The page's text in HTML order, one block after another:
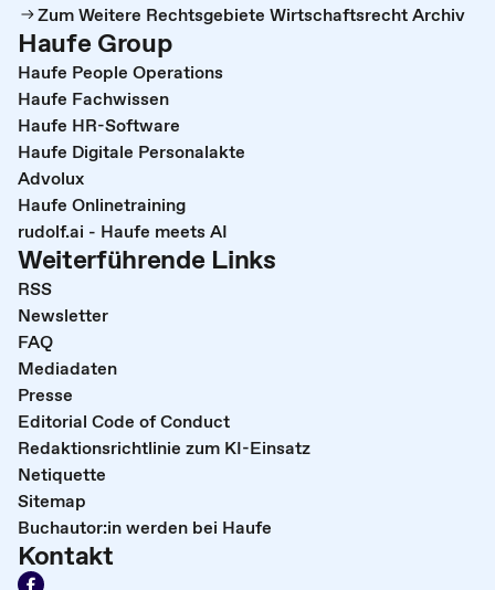
Zum Weitere Rechtsgebiete Wirtschaftsrecht Archiv
Haufe Group
Haufe People Operations
Haufe Fachwissen
Haufe HR-Software
Haufe Digitale Personalakte
Advolux
Haufe Onlinetraining
rudolf.ai - Haufe meets AI
Weiterführende Links
RSS
Newsletter
FAQ
Mediadaten
Presse
Editorial Code of Conduct
Redaktionsrichtlinie zum KI-Einsatz
Netiquette
Sitemap
Buchautor:in werden bei Haufe
Kontakt